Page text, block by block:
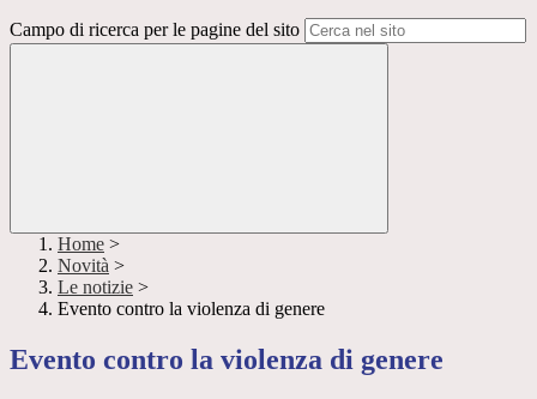
Campo di ricerca per le pagine del sito
Home >
Novità >
Le notizie >
Evento contro la violenza di genere
Evento contro la violenza di genere